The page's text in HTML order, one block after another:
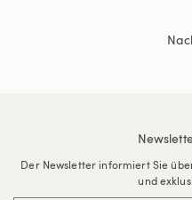
Der Newsletter informiert Sie
und